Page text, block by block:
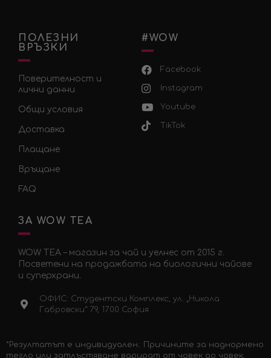
ПОЛЕЗНИ
ВРЪЗКИ
Поверителност и
лични данни
Общи условия
Доставка
Плащане
Връщане
FAQ
#WOW
Facebook
Instagram
Youtube
TikTok
ЗА WOW TEA
WOW TEA – магазин за чай и уелнес от 2015 г.
Посветени на продажбата на биологични чайове
и суперхрани.
ОФИС: Студентски Комплекс, ул. „Никола
Габровски“ 79, 1700 София
*Резултатът е индивидуален.: Причините за наднормено
тегло или затлъстяване варират от човек до човек,